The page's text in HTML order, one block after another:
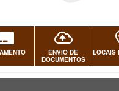
ENVIO DE
DOCUMENTOS
LOCAIS